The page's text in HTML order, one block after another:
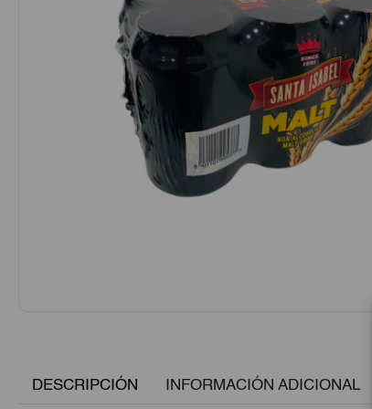
DESCRIPCIÓN INFORMACIÓN ADICIONAL